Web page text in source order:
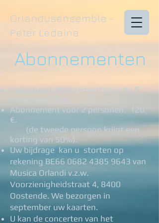
Orlandusensemble -
Peter Ledaine
Abonnementen​
Individueel abonnement voor de 5
Abonnement voor 2 personen: 120
€.
(de tweede persoon krijgt een
korting van 50%).
Uw bijdrage kan u storten op
rekening BE66 0682 4385 9643 van
Musica Orlandi v.z.w.
Voorzienigheidstraat 4, 8400
Oostende. We bezorgen in
september uw kaarten.
U kan de concerten van het